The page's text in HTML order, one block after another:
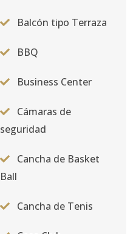
Balcón tipo Terraza
BBQ
Business Center
Cámaras de
seguridad
Cancha de Basket
Ball
Cancha de Tenis